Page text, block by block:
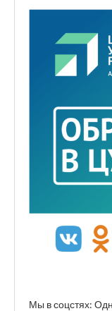
Мы в соцстях: